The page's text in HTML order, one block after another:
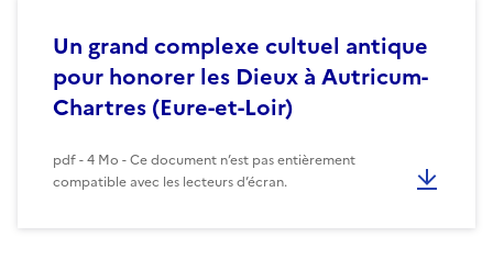
Un grand complexe cultuel antique
pour honorer les Dieux à Autricum-
Chartres (Eure-et-Loir)
pdf - 4 Mo - Ce document n’est pas entièrement
compatible avec les lecteurs d’écran.